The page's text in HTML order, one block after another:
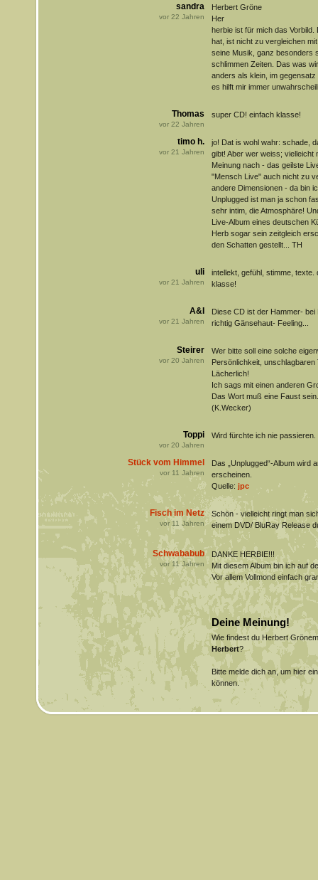
sandra
vor 22 Jahren
Herbert Gröne
Her
herbie ist für mich das
hat, ist nicht zu vergleichen
seine Musik, ganz besonders
schlimmen Zeiten. Das was
anders als klein, im
es hilft mir immer
Thomas
vor 22 Jahren
super CD! einfach klasse!
timo h.
vor 21 Jahren
jo! Dat is wohl wahr: schade,
gibt! Aber wer weiss; vielleicht
Meinung nach - das geilste
"Mensch Live" auch nicht zu
andere Dimensionen - da bin
Unplugged ist man ja schon
sehr intim, die Atmosphäre!
Live-Album eines deutschen
Herb sogar sein zeitgleich
den Schatten gestellt... TH
uli
vor 21 Jahren
intellekt, gefühl, stimme,
klasse!
A&I
vor 21 Jahren
Diese CD ist der Hammer-
richtig Gänsehaut- Feeling...
Steirer
vor 20 Jahren
Wer bitte soll eine solche
Persönlichkeit, unschlagbaren
Lächerlich!
Ich sags mit einen anderen
Das Wort muß eine Faust
(K.Wecker)
Toppi
vor 20 Jahren
Wird fürchte ich nie
Stück vom Himmel
vor 11 Jahren
Das „Unplugged“-Album wird
erscheinen.
Quelle: jpc
Fisch im Netz
vor 11 Jahren
Schön - vielleicht ringt man
einem DVD/ BluRay Release
Schwababub
vor 11Jahren
DANKE HERBIE!!!
Mit diesem Album bin ich auf
Vor allem Vollmond einfach
Deine Meinung!
Wie findest du Herbert
Herbert?
Bitte melde dich an, um hier
können.